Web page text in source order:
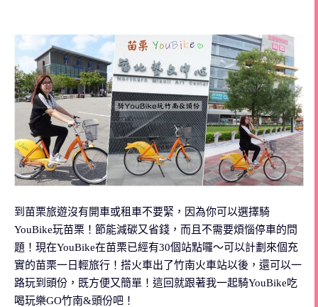
到苗栗旅遊沒有開車或租車不要緊，因為你可以選擇騎
YouBike玩苗栗！節能減碳又省錢，而且不需要煩惱停車的問
題！現在YouBike在苗栗已經有30個站點囉～可以計劃來個充
實的苗栗一日輕旅行！搭火車出了竹南火車站以後，還可以一
路玩到頭份，既方便又簡單！這回就跟著我一起騎YouBike吃
喝玩樂GO竹南&頭份吧！